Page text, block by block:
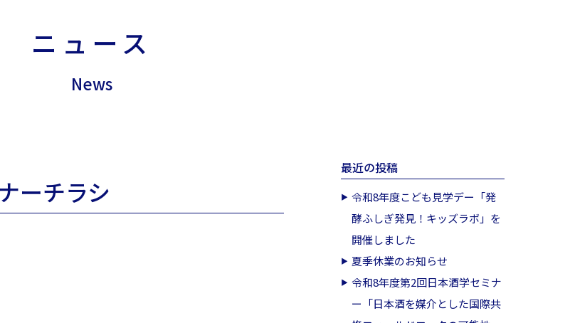
ニュース
News
ーチラシ
最近の投稿
令和8年度こども見学デー「発
酵ふしぎ発見！キッズラボ」を
開催しました
夏季休業のお知らせ
令和8年度第2回日本酒学セミナ
ー「日本酒を媒介とした国際共